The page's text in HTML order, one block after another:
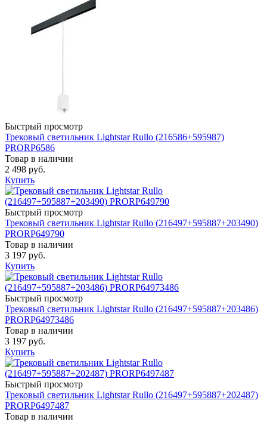
Быстрый просмотр
Трековый светильник Lightstar Rullo (216586+595987)
PRORP6586
Товар в наличии
2 498 руб.
Купить
Быстрый просмотр
Трековый светильник Lightstar Rullo (216497+595887+203490)
PRORP649790
Товар в наличии
3 197 руб.
Купить
Быстрый просмотр
Трековый светильник Lightstar Rullo (216497+595887+203486)
PRORP64973486
Товар в наличии
3 197 руб.
Купить
Быстрый просмотр
Трековый светильник Lightstar Rullo (216497+595887+202487)
PRORP6497487
Товар в наличии